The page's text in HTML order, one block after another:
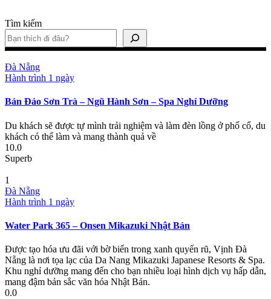
Tìm kiếm
Đà Nẵng
Hành trình 1 ngày
Bán Đảo Sơn Trà – Ngũ Hành Sơn – Spa Nghỉ Dưỡng
Du khách sẽ được tự mình trải nghiệm và làm đèn lồng ở phố cổ, du
khách có thể làm và mang thành quả về
10.0
Superb
1
Đà Nẵng
Hành trình 1 ngày
Water Park 365 – Onsen Mikazuki Nhật Bản
Được tạo hóa ưu đãi với bờ biển trong xanh quyến rũ, Vịnh Đà
Nẵng là nơi tọa lạc của Da Nang Mikazuki Japanese Resorts & Spa.
Khu nghỉ dưỡng mang đến cho bạn nhiều loại hình dịch vụ hấp dẫn,
mang đậm bản sắc văn hóa Nhật Bản.
0.0